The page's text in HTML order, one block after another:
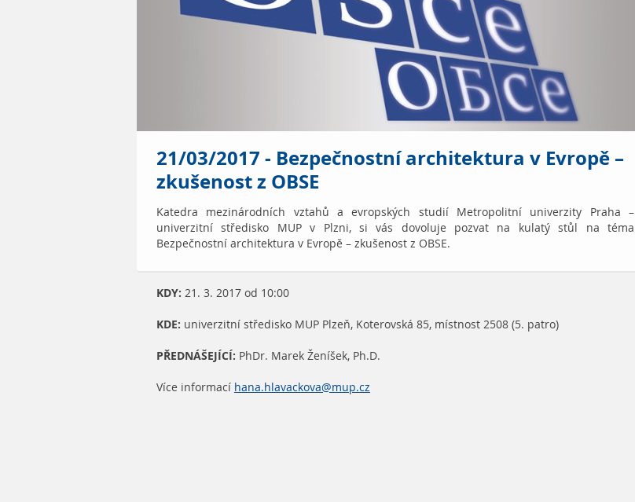
21/03/2017 - Bezpečnostní architektura v Evropě –
zkušenost z OBSE
Katedra mezinárodních vztahů a evropských studií Metropolitní univerzity Praha –
univerzitní středisko MUP v Plzni, si vás dovoluje pozvat na kulatý stůl na téma
Bezpečnostní architektura v Evropě – zkušenost z OBSE.
KDY: 21. 3. 2017 od 10:00
KDE: univerzitní středisko MUP Plzeň, Koterovská 85, místnost 2508 (5. patro)
PŘEDNÁŠEJÍCÍ: PhDr. Marek Ženíšek, Ph.D.
Více informací hana.hlavackova@mup.cz